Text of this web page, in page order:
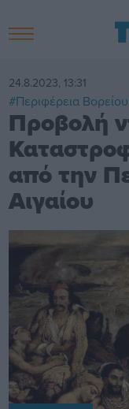
24.8.2023, 13:31
#Περιφέρεια
Προβολή
από την
Αιγαίου